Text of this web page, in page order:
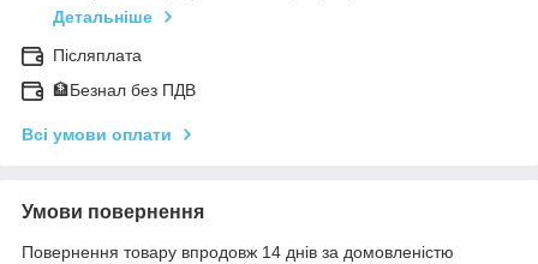
Детальніше
Післяплата
🏦Безнал без ПДВ
Всі умови оплати
Умови повернення
Повернення товару впродовж 14 днів за домовленістю